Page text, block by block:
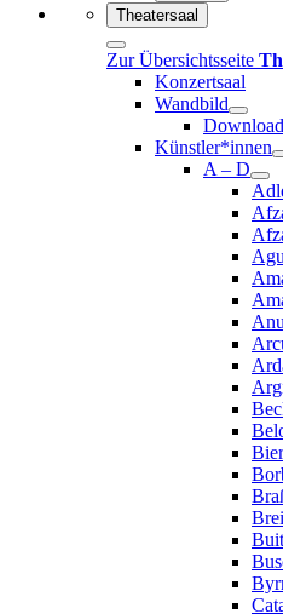
Theatersaal
Zur Übersichtsseite
Konzertsaal
Wandbild
Download
Künstler*innen
A – D